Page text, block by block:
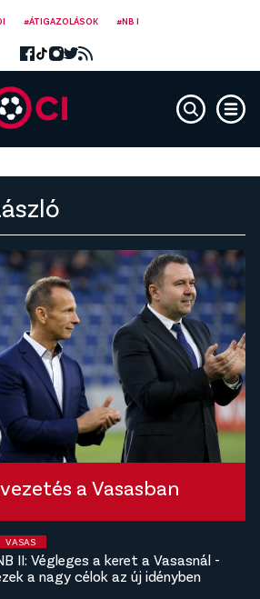
#ÁTIGAZOLÁSOK #NB I
a Vasasban
VASAS
II: Végleges a keret a Vasasnál -
a nagy célok az új idényben